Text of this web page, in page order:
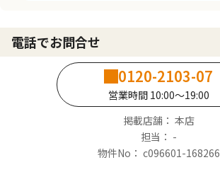
電話でお問合せ
0120-2103-07
営業時間 10:00～19:00
掲載店舗： 本店
担当： -
物件No： c096601-168266